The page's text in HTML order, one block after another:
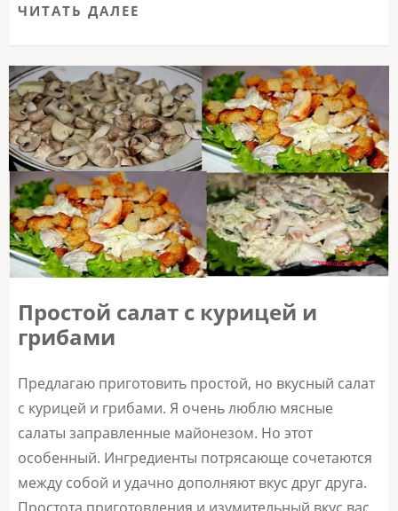
ЧИТАТЬ ДАЛЕЕ
Простой салат с курицей и
грибами
Предлагаю приготовить простой, но вкусный салат
с курицей и грибами. Я очень люблю мясные
салаты заправленные майонезом. Но этот
особенный. Ингредиенты потрясающе сочетаются
между собой и удачно дополняют вкус друг друга.